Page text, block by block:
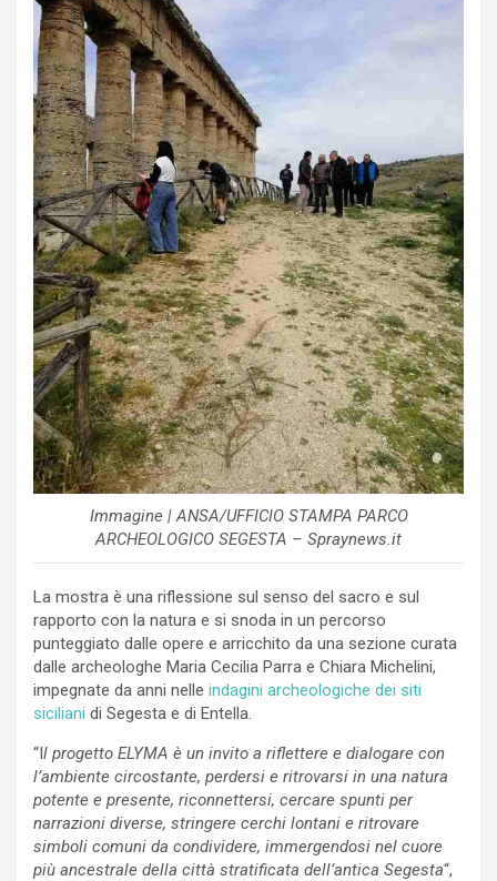
Immagine | ANSA/UFFICIO STAMPA PARCO
ARCHEOLOGICO SEGESTA – Spraynews.it
La mostra è una riflessione sul senso del sacro e sul
rapporto con la natura e si snoda in un percorso
punteggiato dalle opere e arricchito da una sezione curata
dalle archeologhe Maria Cecilia Parra e Chiara Michelini,
impegnate da anni nelle indagini archeologiche dei siti
siciliani di Segesta e di Entella.
“Il progetto ELYMA è un invito a riflettere e dialogare con
l’ambiente circostante, perdersi e ritrovarsi in una natura
potente e presente, riconnettersi, cercare spunti per
narrazioni diverse, stringere cerchi lontani e ritrovare
simboli comuni da condividere, immergendosi nel cuore
più ancestrale della città stratificata dell’antica Segesta“,